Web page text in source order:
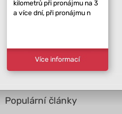
kilometrů při pronájmu na 3
a více dní, při pronájmu n
Více informací
Populární články